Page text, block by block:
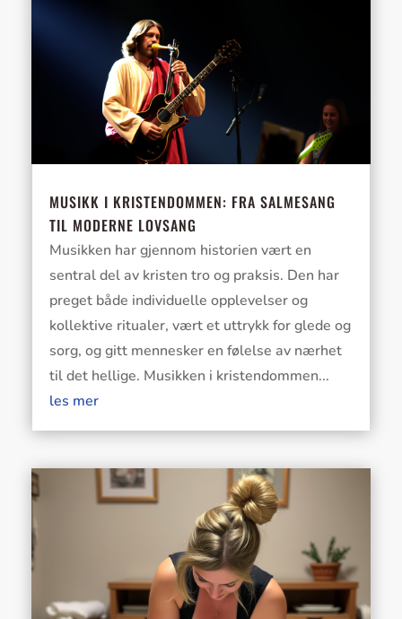
MUSIKK I KRISTENDOMMEN: FRA SALMESANG
TIL MODERNE LOVSANG
Musikken har gjennom historien vært en
sentral del av kristen tro og praksis. Den har
preget både individuelle opplevelser og
kollektive ritualer, vært et uttrykk for glede og
sorg, og gitt mennesker en følelse av nærhet
til det hellige. Musikken i kristendommen...
les mer